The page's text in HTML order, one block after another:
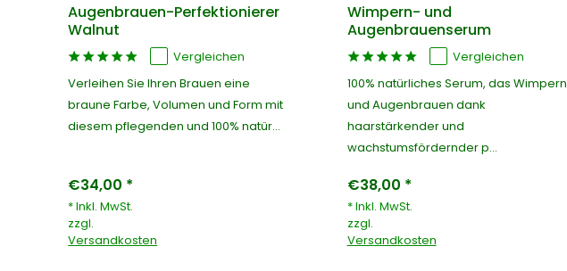
Augenbrauen-Perfektionierer
Walnut
Vergleichen
Verleihen Sie Ihren Brauen eine
braune Farbe, Volumen und Form mit
diesem pflegenden und 100% natür...
€34,00 *
* Inkl. MwSt.
zzgl.
Versandkosten
Wimpern- und
Augenbrauenserum
Vergleichen
100% natürliches Serum, das Wimpern
und Augenbrauen dank
haarstärkender und
wachstumsfördernder p...
€38,00 *
* Inkl. MwSt.
zzgl.
Versandkosten